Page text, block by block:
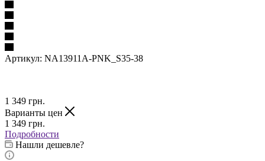
Артикул: NA13911A-PNK_S35-38
1 349 грн.
Варианты цен
1 349 грн.
Подробности
Нашли дешевле?